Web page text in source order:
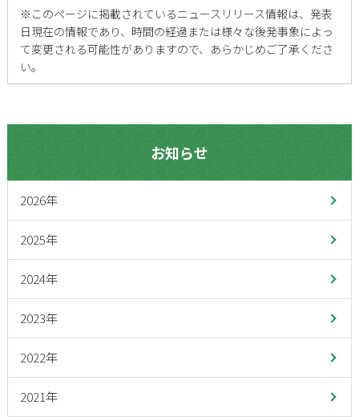
※ このページに掲載されているニュースリリース情報は、発表
日現在の情報であり、時間の経過または様々な後発事象によっ
て変更される可能性がありますので、あらかじめご了承くださ
い。
お知らせ
2026年
2025年
2024年
2023年
2022年
2021年